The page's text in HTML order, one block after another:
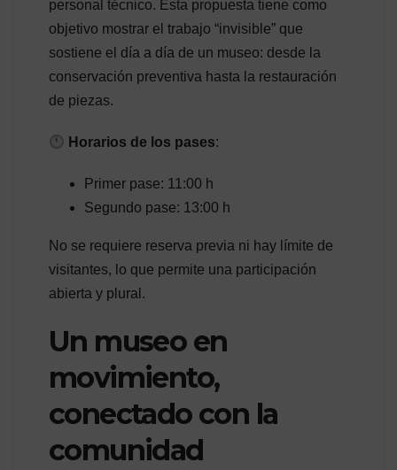
personal técnico. Esta propuesta tiene como
objetivo mostrar el trabajo “invisible” que
sostiene el día a día de un museo: desde la
conservación preventiva hasta la restauración
de piezas.
Horarios de los pases:
Primer pase: 11:00 h
Segundo pase: 13:00 h
No se requiere reserva previa ni hay límite de
visitantes, lo que permite una participación
abierta y plural.
Un museo en
movimiento,
conectado con la
comunidad